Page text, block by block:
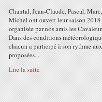
Chantal, Jean-Claude, Pascal,
Michel ont ouvert leur saison 2018
organisée par nos amis les
Dans des conditions
chacun a participé à son rythme
proposées....
Lire la suite